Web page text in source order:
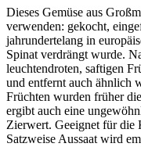
Dieses Gemüse aus
verwenden: gekocht,
jahrundertelang in
Spinat verdrängt wurde.
leuchtendroten, saftigen
und entfernt auch ähnlich
Früchten wurden früher
ergibt auch eine
Zierwert. Geeignet für die
Satzweise Aussaat wird